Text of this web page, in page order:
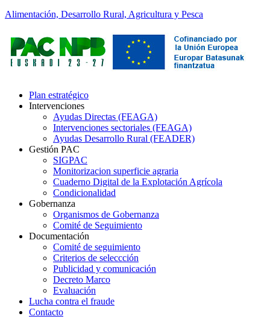
Alimentación, Desarrollo Rural, Agricultura y Pesca
Plan estratégico
Intervenciones
Ayudas Directas (FEAGA)
Intervenciones sectoriales (FEAGA)
Ayudas Desarrollo Rural (FEADER)
Gestión PAC
SIGPAC
Monitorizacion superficie agraria
Cuaderno Digital de la Explotación Agrícola
Condicionalidad
Gobernanza
Organismos de Gobernanza
Comité de Seguimiento
Documentación
Comité de seguimiento
Criterios de seleccción
Publicidad y comunicación
Decreto Marco
Evaluación
Lucha contra el fraude
Contacto